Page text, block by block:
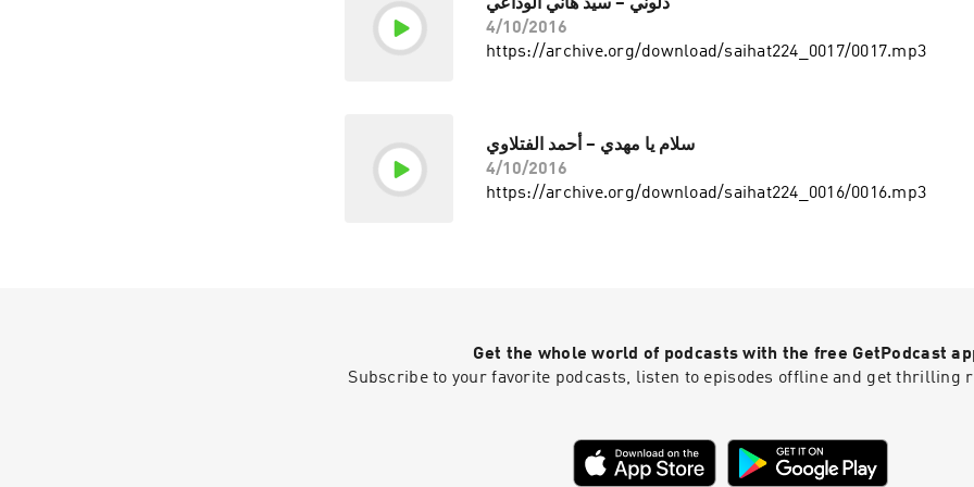
دلوني – سيد هاني الوداعي
4/10/2016
https://archive.org/download/saihat224_0017/0017.mp3
سلام يا مهدي – أحمد الفتلاوي
4/10/2016
https://archive.org/download/saihat224_0016/0016.mp3
Get the whole world of podcasts with the free GetPodcast
Subscribe to your favorite podcasts, listen to episodes offline and get thrilling